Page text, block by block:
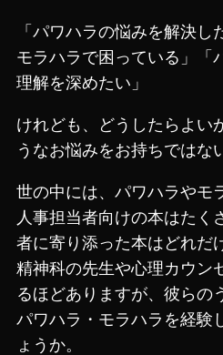
「パワハラの悩みを解決
モラハラで困っている」「
理解を深めたい」
けれども、どうしたらよい
うなお悩みをお持ちではな
世の中には、パワハラやモ
人事担当者向けの本はたく
者に寄り添った本はどれだ
精神科の先生や心理カウン
るほどありますが、彼らの
パワハラ・モラハラを経験
ょうか。